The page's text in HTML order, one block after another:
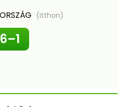
(itthon)
6–1